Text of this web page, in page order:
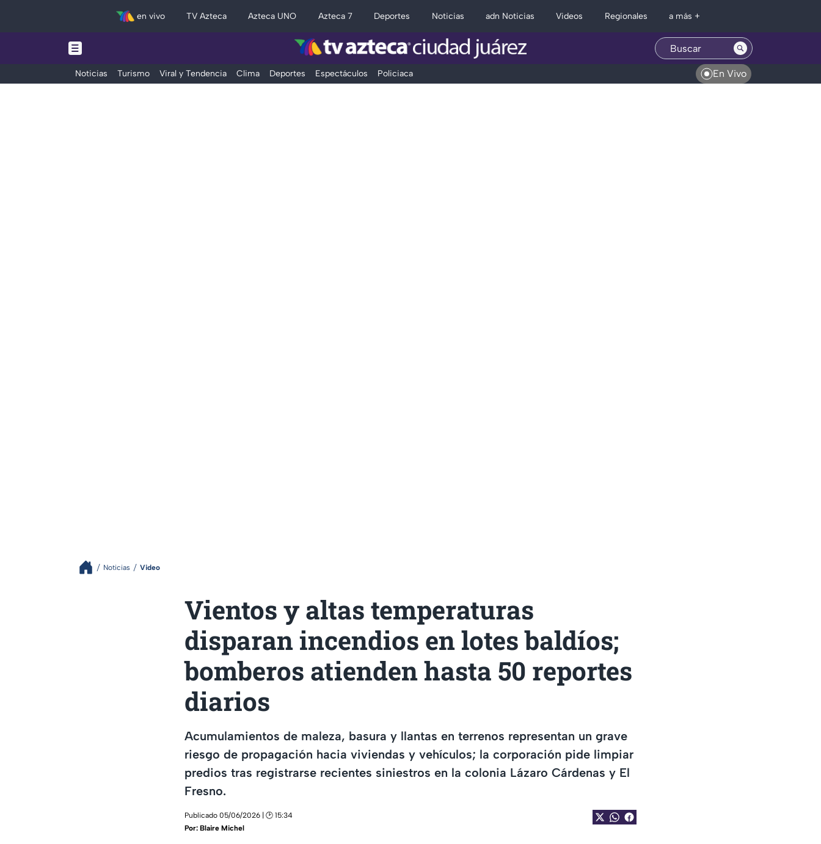
en vivo TV Azteca Azteca UNO Azteca 7 Deportes Noticias adn Noticias Videos Regionales a más +
Noticias Turismo Viral y Tendencia Clima Deportes Espectáculos Policiaca En Vivo
Noticias Video
Vientos y altas temperaturas
disparan incendios en lotes baldíos;
bomberos atienden hasta 50 reportes
diarios
Acumulamientos de maleza, basura y llantas en terrenos representan un grave
riesgo de propagación hacia viviendas y vehículos; la corporación pide limpiar
predios tras registrarse recientes siniestros en la colonia Lázaro Cárdenas y El
Fresno.
Publicado 05/06/2026 | 🕑 15:34
Por: Blaire Michel